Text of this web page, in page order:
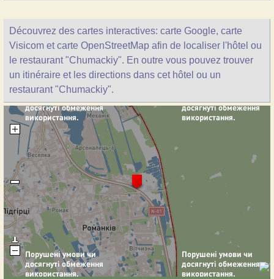
Découvrez des cartes interactives: carte Google, carte
Visicom et carte OpenStreetMap afin de localiser l'hôtel ou
le restaurant "Chumackiy". En outre vous pouvez trouver
un itinéraire et les directions dans cet hôtel ou un
restaurant "Chumackiy".